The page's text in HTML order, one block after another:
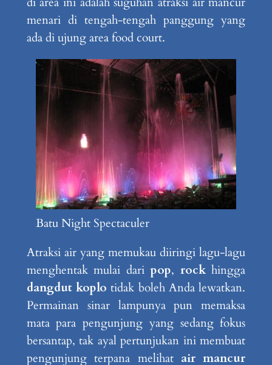
menari di tengah-tengah panggung yang
ada di ujung area food court.
Batu Night Spectaculer
Atraksi air yang memukau diiringi lagu-lagu
menghentak mulai daripop, rockhingga
dangdut koplo tidak boleh Anda lewatkan.
Permainan sinar lampunya pun memaksa
mata para pengunjung yang sedang fokus
bersantap, tak ayal pertunjukan ini membuat
pengunjung terpana melihat air mancur